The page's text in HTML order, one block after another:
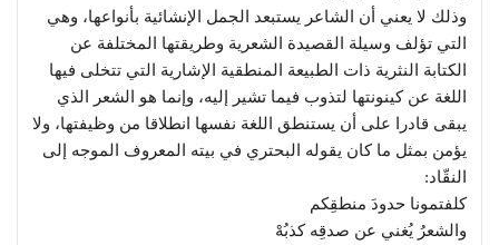
وذلك لا يعني أن الشاعر يستبعد الجمل الإنشائية بأنواعها، وهي
التي تؤلف وسيلة القصيدة الشعرية وطريقتها المختلفة عن
الكتابة النثرية ذات الطبيعة المنطقية الإشارية التي تتخلى فيها
اللغة عن كينونتها لتذوب فيما تشير إليه، وإنما هو الشعر الذي
يبقى قادرا على أن يستنطق اللغة نفسها انطلاقا من وظيفتها، ولا
يؤمن بمثل ما كان يقوله البحتري في بيته المعروف الموجه إلى
النقّاد:
كلفتمونا حدودَ منطقِكم
والشعرُ يُغني عن صدقِه كذبُهْ